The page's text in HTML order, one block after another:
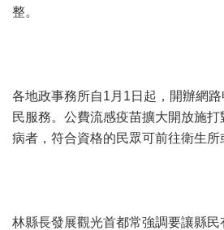
整。
各地政事務所自1月1日起，開辦網
民服務。公費流感疫苗擴大開放施
病者，符合資格的民眾可前往衛生所
林縣長發展觀光首都常強調要讓縣民